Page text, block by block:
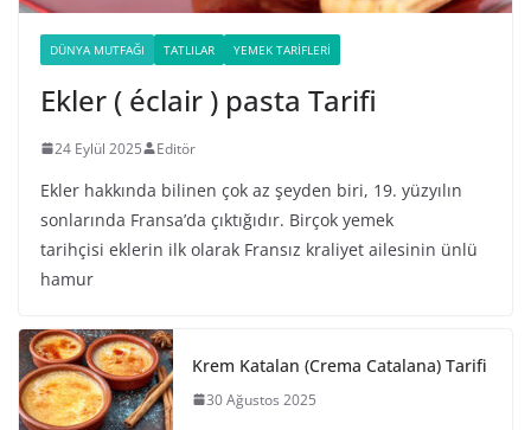
DÜNYA MUTFAĞI TATLILAR YEMEK TARIFLERI
Ekler ( éclair ) pasta Tarifi
24 Eylül 2025 Editör
Ekler hakkında bilinen çok az şeyden biri, 19. yüzyılın
sonlarında Fransa’da çıktığıdır. Birçok yemek
tarihçisi eklerin ilk olarak Fransız kraliyet ailesinin ünlü
hamur
Krem Katalan (Crema Catalana) Tarifi
30 Ağustos 2025